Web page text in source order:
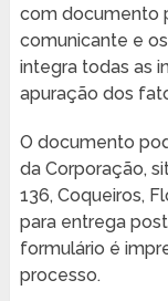
com documento
comunicante e
integra todas as
apuração dos
O documento
da Corporação,
136, Coqueiros,
para entrega
formulário é
processo.